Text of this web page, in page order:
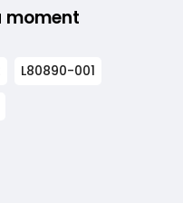
moment
L80890-001